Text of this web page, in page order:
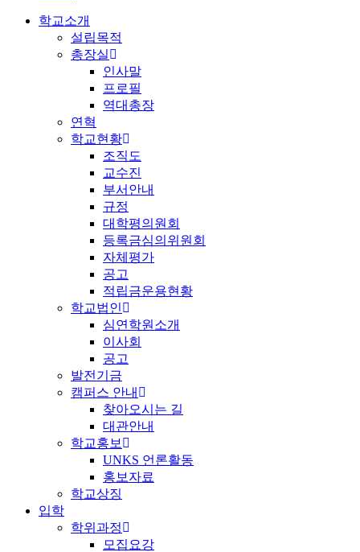
학교소개
설립목적
총장실
인사말
프로필
역대총장
연혁
학교현황
조직도
교수진
부서안내
규정
대학평의원회
등록금심의위원회
자체평가
공고
적립금운용현황
학교법인
심연학원소개
이사회
공고
발전기금
캠퍼스 안내
찾아오시는 길
대관안내
학교홍보
UNKS 언론활동
홍보자료
학교상징
입학
학위과정
모집요강